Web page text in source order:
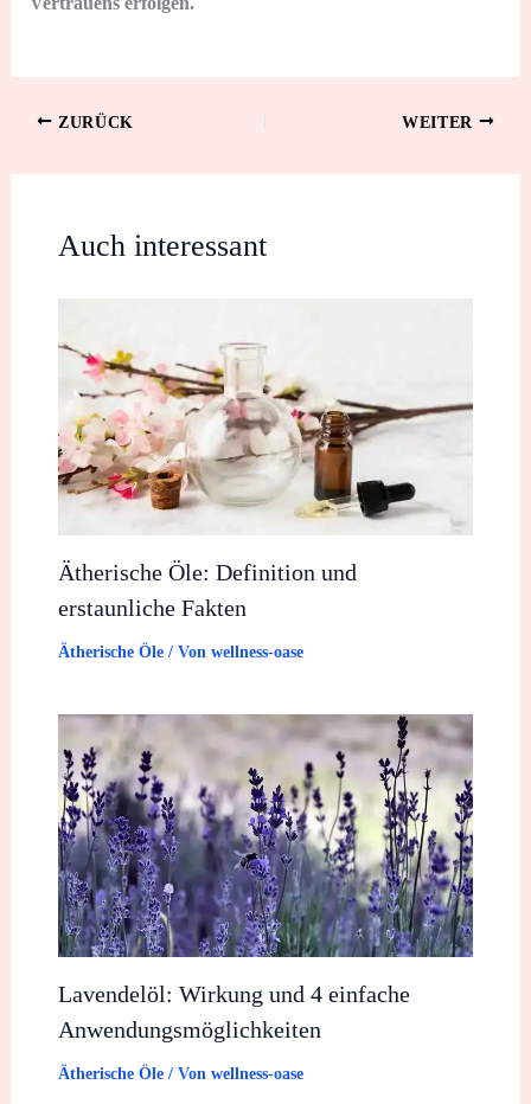
ZURÜCK WEITER
Auch interessant
Ätherische Öle: Definition und
erstaunliche Fakten
Ätherische Öle/ Von wellness-oase
Lavendelöl: Wirkung und 4 einfache
Anwendungsmöglichkeiten
Ätherische Öle/ Von wellness-oase